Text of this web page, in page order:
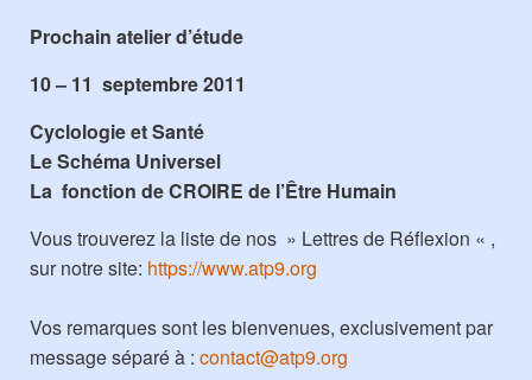
Prochain atelier d’étude
10 – 11 septembre 2011
Cyclologie et Santé
Le Schéma Universel
La fonction de CROIRE de l’Être Humain
Vous trouverez la liste de nos » Lettres de Réflexion « ,
sur notre site: https://www.atp9.org
Vos remarques sont les bienvenues, exclusivement par
message séparé à : contact@atp9.org